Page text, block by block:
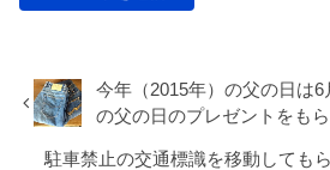
今年（2015年）の父の日は
の父の日のプレゼントをもら
駐車禁止の交通標識を移動しても